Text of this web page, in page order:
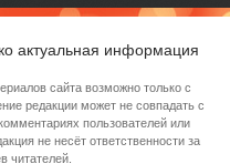
актуальная информация
сайта возможно только с
редакции может не совпадать с
пользователей или
не несёт ответственности за
читателей.